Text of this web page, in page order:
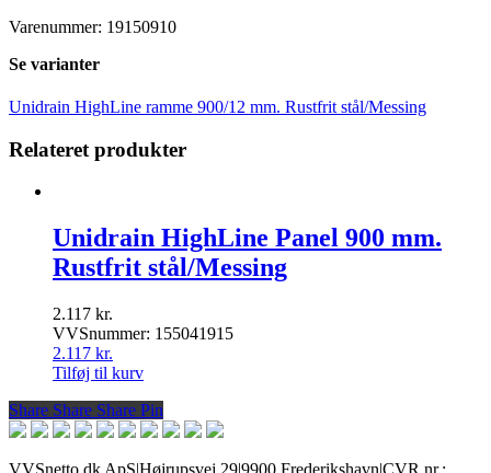
Varenummer: 19150910
Se varianter
Unidrain HighLine ramme 900/12 mm. Rustfrit stål/Messing
Relateret produkter
Unidrain HighLine Panel 900 mm.
Rustfrit stål/Messing
2.117 kr.
VVSnummer: 155041915
2.117 kr.
Tilføj til kurv
Share
Share Share Share Pin